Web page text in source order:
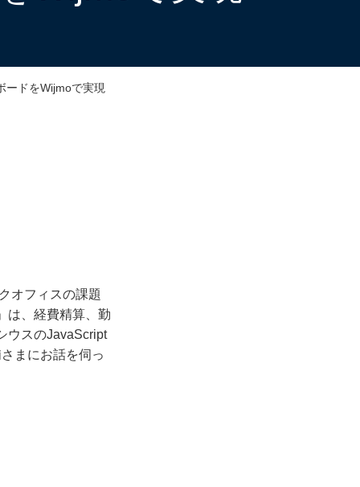
ードをWijmoで実現
オフィスの課題
は、経費精算、勤
ウスのJavaScript
まにお話を伺っ